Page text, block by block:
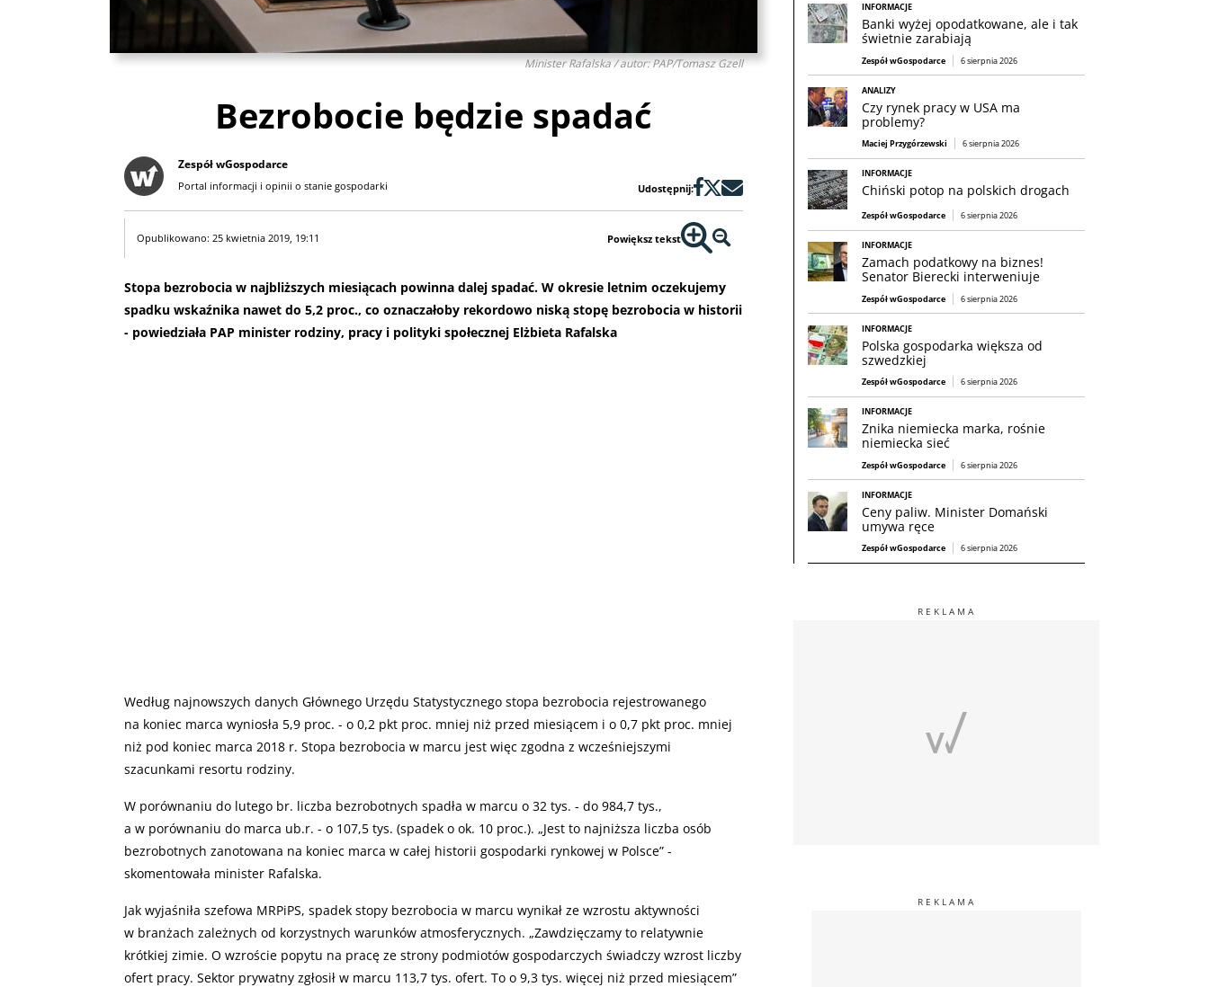
Minister Rafalska / autor: PAP/Tomasz Gzell
Bezrobocie będzie spadać
Zespół wGospodarce
Portal informacji i opinii o stanie gospodarki Udostępnij:
Opublikowano: 25 kwietnia 2019, 19:11 Powiększ tekst
Stopa bezrobocia w najbliższych miesiącach powinna dalej spadać. W okresie letnim oczekujemy
spadku wskaźnika nawet do 5,2 proc., co oznaczałoby rekordowo niską stopę bezrobocia w historii
- powiedziała PAP minister rodziny, pracy i polityki społecznej Elżbieta Rafalska
Według najnowszych danych Głównego Urzędu Statystycznego stopa bezrobocia rejestrowanego
na koniec marca wyniosła 5,9 proc. - o 0,2 pkt proc. mniej niż przed miesiącem i o 0,7 pkt proc. mniej
niż pod koniec marca 2018 r. Stopa bezrobocia w marcu jest więc zgodna z wcześniejszymi
szacunkami resortu rodziny.
W porównaniu do lutego br. liczba bezrobotnych spadła w marcu o 32 tys. - do 984,7 tys.,
a w porównaniu do marca ub.r. - o 107,5 tys. (spadek o ok. 10 proc.). „Jest to najniższa liczba osób
bezrobotnych zanotowana na koniec marca w całej historii gospodarki rynkowej w Polsce” -
skomentowała minister Rafalska.
Jak wyjaśniła szefowa MRPiPS, spadek stopy bezrobocia w marcu wynikał ze wzrostu aktywności
w branżach zależnych od korzystnych warunków atmosferycznych. „Zawdzięczamy to relatywnie
krótkiej zimie. O wzroście popytu na pracę ze strony podmiotów gospodarczych świadczy wzrost liczby
ofert pracy. Sektor prywatny zgłosił w marcu 113,7 tys. ofert. To o 9,3 tys. więcej niż przed miesiącem”
INFORMACJE
Banki wyżej opodatkowane, ale i tak
świetnie zarabiają
Zespół wGospodarce 6 sierpnia 2026
ANALIZY
Czy rynek pracy w USA ma
problemy?
Maciej Przygórzewski 6 sierpnia 2026
INFORMACJE
Chiński potop na polskich drogach
Zespół wGospodarce 6 sierpnia 2026
INFORMACJE
Zamach podatkowy na biznes!
Senator Bierecki interweniuje
Zespół wGospodarce 6 sierpnia 2026
INFORMACJE
Polska gospodarka większa od
szwedzkiej
Zespół wGospodarce 6 sierpnia 2026
INFORMACJE
Znika niemiecka marka, rośnie
niemiecka sieć
Zespół wGospodarce 6 sierpnia 2026
INFORMACJE
Ceny paliw. Minister Domański
umywa ręce
Zespół wGospodarce 6 sierpnia 2026